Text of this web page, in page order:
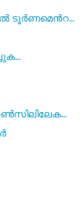
ടൂർണമെൻറ...